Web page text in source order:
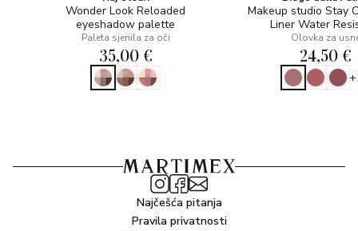
Wonder Look Reloaded
eyeshadow palette
Paleta sjenila za oči
35,00 €
Makeup studio Stay
Liner Water
Olovka za
24,50 €
Najčešća pitanja
Pravila privatnosti